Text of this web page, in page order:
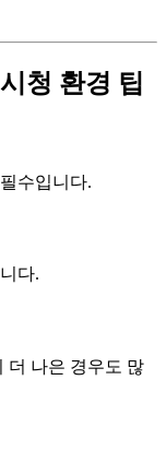
청 환경 팁
수입니다.
다.
더 나은 경우도 많